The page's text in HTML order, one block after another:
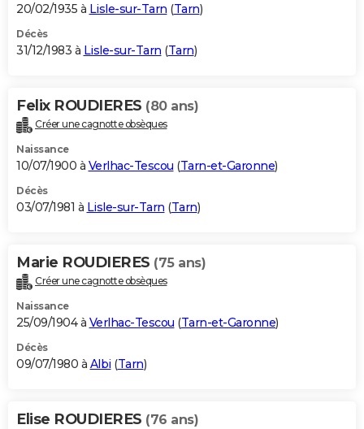
20/02/1935 à Lisle-sur-Tarn (Tarn)
Décès
31/12/1983 à Lisle-sur-Tarn (Tarn)
Felix ROUDIERES (80 ans)
Créer une cagnotte obsèques
Naissance
10/07/1900 à Verlhac-Tescou (Tarn-et-Garonne)
Décès
03/07/1981 à Lisle-sur-Tarn (Tarn)
Marie ROUDIERES (75 ans)
Créer une cagnotte obsèques
Naissance
25/09/1904 à Verlhac-Tescou (Tarn-et-Garonne)
Décès
09/07/1980 à Albi (Tarn)
Elise ROUDIERES (76 ans)